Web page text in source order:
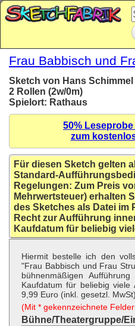
Frau Babbisch und
Sketch von Hans Schimmel
2 Rollen (2w/0m)
Spielort: Rathaus
50%
zum
Für diesen Sketch gelten
Standard-
Regelungen: Zum Preis
Mehrwertsteuer) erhalten
des Sketches als Datei im
Recht zur Aufführung
Kaufdatum für beliebig
Hiermit bestelle ich den
"Frau Babbisch und Frau
bühnenmäßigen
Kaufdatum für beliebig viele
9,99 Euro (inkl. gesetzl. MwSt).
(Mit * gekennzeichnete
Bühne/Theatergruppe/